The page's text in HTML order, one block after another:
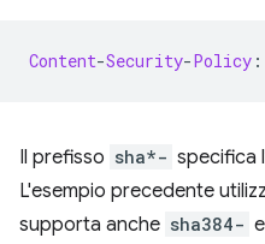
Content-Security-Policy :
Il prefisso sha*- specifica
L'esempio precedente
supporta anche sha384- e